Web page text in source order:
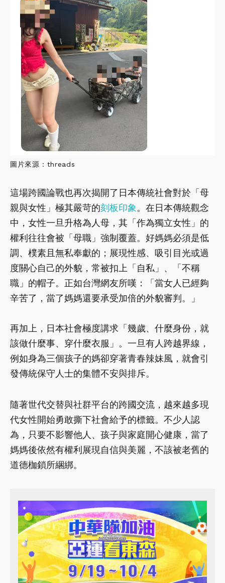
圖片來源：threads
這場跨國論戰也再次揭開了日本傳統社會對於「母
親與女性」極其嚴苛的刻板印象 。在日本傳統觀念
中，女性一旦升格為人母，其「作為獨立女性」的
權利往往會被「母職」強制覆蓋。好媽媽必須是低
調、樸素且無私奉獻的；展現性感、吸引目光或過
度關心自己的外貌，常被扣上「自私」、「不稱
職」的帽子。正如台灣網友所嘆：「當女人已經夠
辛苦了，當了媽媽還要承受加倍的外貌審判。」
再加上，日本社會極度講求「幾歲、什麼身份，就
該做什麼事、穿什麼衣服」。一旦有人跨越界線，
例如身為三個孩子的媽卻穿著青春辣妹風，就會引
發傳統保守人士的集體不安與排斥。
隨著世代交替與社群平台的跨國交流，越來越多現
代女性開始勇敢撕下社會給予的標籤。不少人認
為，只要不影響他人、孩子與家庭開心健康，當了
媽媽後依然有權利展現自信與美麗，不該被老舊的
道德枷鎖所綑綁。